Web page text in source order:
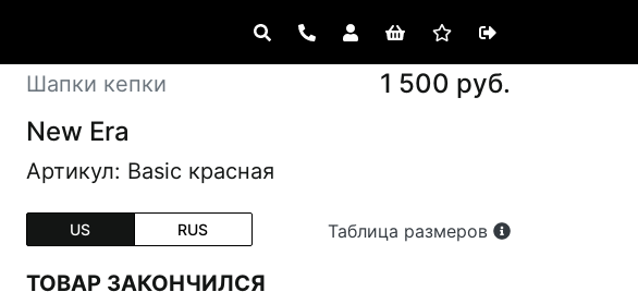
Шапки кепки
1 500 руб.
New Era
Артикул: Basic красная
US RUS Таблица размеров
ТОВАР ЗАКОНЧИЛСЯ